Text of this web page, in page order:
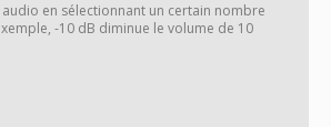
en sélectionnant un certain nombre
-10 dB diminue le volume de 10